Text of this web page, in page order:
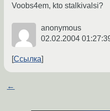
Voobs4em, kto stalkivalsi?
anonymous
02.02.2004
Ссылка
←